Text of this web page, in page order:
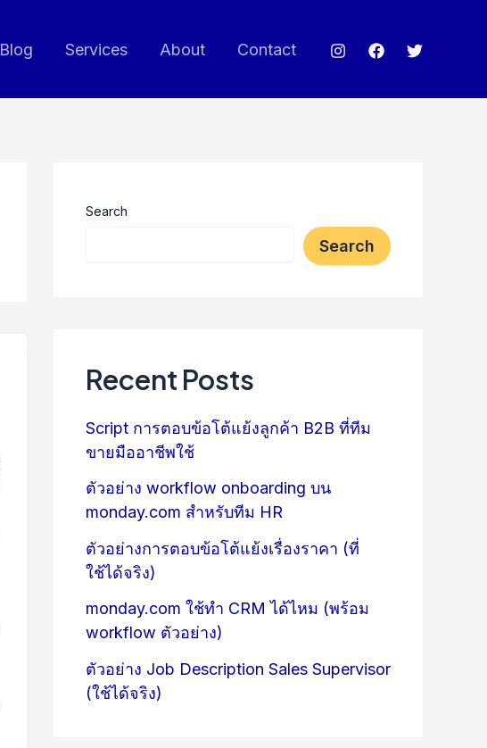
Blog Services About Contact
Search
Search
Recent Posts
Script การตอบข้อโต้แย้งลูกค้า B2B ที่ทีม
ขายมืออาชีพใช้
ตัวอย่าง workflow onboarding บน
monday.com สำหรับทีม HR
ตัวอย่างการตอบข้อโต้แย้งเรื่องราคา (ที่
ใช้ได้จริง)
monday.com ใช้ทำ CRM ได้ไหม (พร้อม
workflow ตัวอย่าง)
ตัวอย่าง Job Description Sales Supervisor
(ใช้ได้จริง)